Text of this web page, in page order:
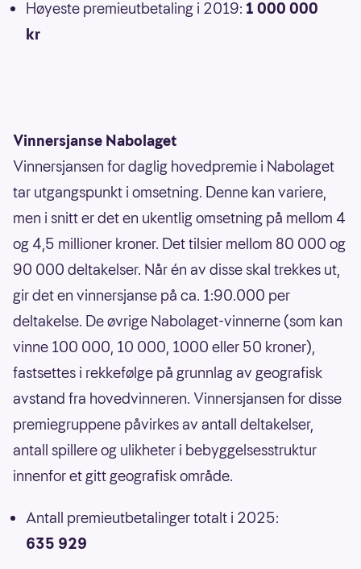
Høyeste premieutbetaling i 2019: 1 000 000
kr
Vinnersjanse Nabolaget
Vinnersjansen for daglig hovedpremie i Nabolaget
tar utgangspunkt i omsetning. Denne kan variere,
men i snitt er det en ukentlig omsetning på mellom 4
og 4,5 millioner kroner. Det tilsier mellom 80 000 og
90 000 deltakelser. Når én av disse skal trekkes ut,
gir det en vinnersjanse på ca. 1:90.000 per
deltakelse. De øvrige Nabolaget-vinnerne (som kan
vinne 100 000, 10 000, 1000 eller 50 kroner),
fastsettes i rekkefølge på grunnlag av geografisk
avstand fra hovedvinneren. Vinnersjansen for disse
premiegruppene påvirkes av antall deltakelser,
antall spillere og ulikheter i bebyggelsesstruktur
innenfor et gitt geografisk område.
Antall premieutbetalinger totalt i 2025:
635 929